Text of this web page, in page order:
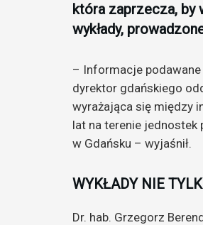
która zaprzecza, by
wykłady,
– Informacje podawane
dyrektor gdańskiego
wyrażająca się między
lat na terenie jednostek
w Gdańsku – wyjaśnił.
WYKŁADY NIE
Dr. hab. Grzegorz